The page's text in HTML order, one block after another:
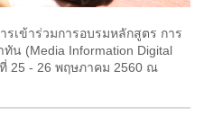
เข้าร่วมการอบรมหลักสูตร การ
น (Media Information Digital
25 - 26 พฤษภาคม 2560 ณ